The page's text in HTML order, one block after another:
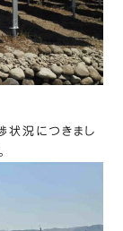
状況につきまし